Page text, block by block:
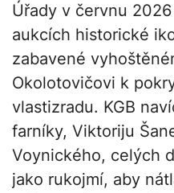
Úřady v červnu
aukcích historické
zabavené
Okolotovičovi k
vlastizradu. KGB
farníky, Viktoriju
Voynického, celých
jako rukojmí, aby